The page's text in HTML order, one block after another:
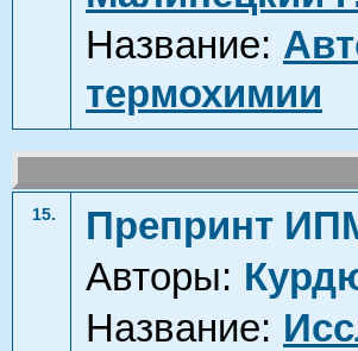
Название:
термохимии
15.
Препринт
Авторы:
Название: